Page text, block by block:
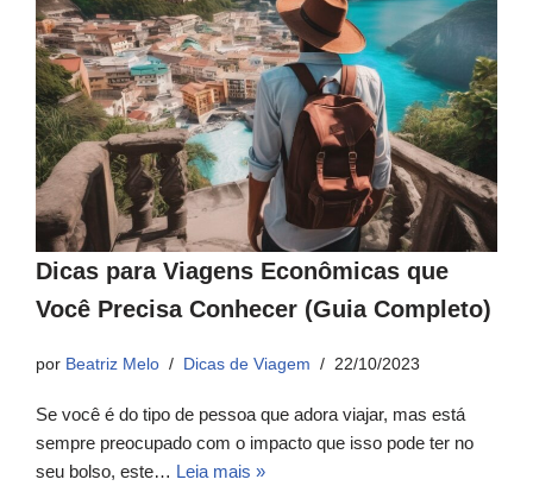
Dicas para Viagens Econômicas que
Você Precisa Conhecer (Guia Completo)
por Beatriz Melo Dicas de Viagem 22/10/2023
Se você é do tipo de pessoa que adora viajar, mas está
sempre preocupado com o impacto que isso pode ter no
seu bolso, este… Leia mais »